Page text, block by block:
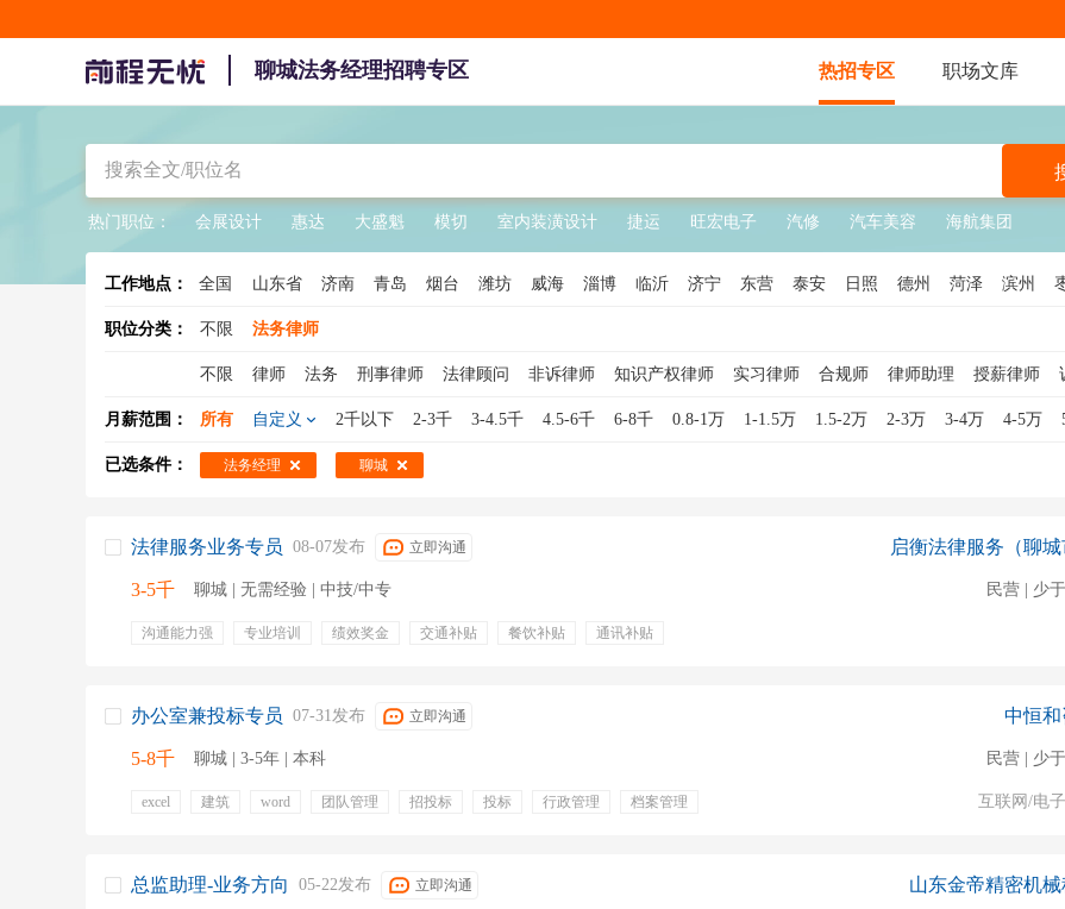
聊城法务经理招聘专区 热招专区 职场文库
热门职位： 会展设计 惠达 大盛魁 模切 室内装潢设计 捷运 旺宏电子 汽修 汽车美容 海航集团
工作地点： 全国 山东省 济南 青岛 烟台 潍坊 威海 淄博 临沂 济宁 东营 泰安 日照 德州 菏泽 滨州
职位分类： 不限 法务律师
不限 律师 法务 刑事律师 法律顾问 非诉律师 知识产权律师 实习律师 合规师 律师助理 授薪律师
法务专员
法务助理 专利律师 法务总监 法务经理 合伙人律师 合规专员
月薪范围： 所有 自定义 2千以下 2-3千 3-4.5千 4.5-6千 6-8千 0.8-1万 1-1.5万 1.5-2万 2-3万 3-4万 4-5万
已选条件： 法务经理 聊城
法律服务业务专员 08-07发布 立即沟通
3-5千 聊城 | 无需经验 | 中技/中专
沟通能力强 专业培训 绩效奖金 交通补贴 餐饮补贴 通讯补贴
启衡法律服务（聊城
民营 | 少
办公室兼投标专员 07-31发布 立即沟通
5-8千 聊城 | 3-5年 | 本科
excel 建筑 word 团队管理 招投标 投标 行政管理
档案管理
中恒和
民营 | 少
互联网/电
总监助理-业务方向 05-22发布 立即沟通 山东金帝精密机